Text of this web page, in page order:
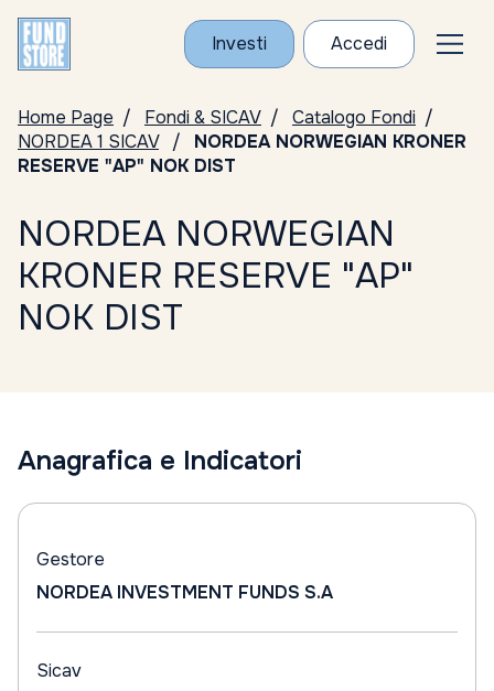
Investi Accedi
Home Page Fondi & SICAV
Catalogo Fondi
NORDEA 1 SICAV
NORDEA NORWEGIAN KRONER
RESERVE "AP" NOK DIST
NORDEA NORWEGIAN
KRONER RESERVE "AP"
NOK DIST
Anagrafica e Indicatori
Gestore
NORDEA INVESTMENT FUNDS S.A
Sicav